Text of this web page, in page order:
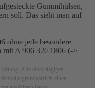
Gummihülsen,
soll. Das sieht man auf
ohne jede besondere
mit A 906 320 1806 (->
Alle einschlägigen
grundsätzlich einen